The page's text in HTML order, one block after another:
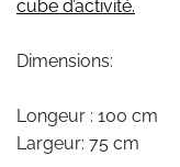
cube d’activité.
Dimensions:
Longeur : 100 cm
Largeur: 75 cm